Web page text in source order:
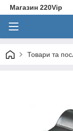
Магазин 220Vip
Товари та